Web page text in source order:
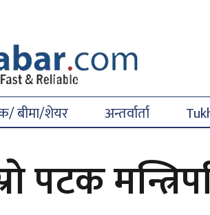
बीमा/शेयर अन्तर्वार्ता
पटक